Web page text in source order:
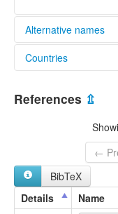
Alternative names
elcat:
Gbandere
Gbanzili
Gbanzili-'Bolaka
Gbanziri [en]
multitree:
Banziri
Gbandere
Countries
Congo, The
References ⇫
←
BibTeX
Details
Name